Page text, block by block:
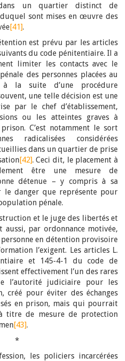
un quartier distinct de
sont mises en œuvre des
[41].
est prévu par les articles
du code pénitentiaire. Il a
limiter les contacts avec le
des personnes placées au
à la suite d’une procédure
une telle décision est une
par le chef d’établissement,
ou les atteintes graves à
C’est notamment le sort
radicalisées considérées
dans un quartier de prise
[42]. Ceci dit, le placement à
être une mesure de
détenue – y compris à sa
le danger que représente pour
pénale.
et le juge des libertés et
par ordonnance motivée,
personne en détention provisoire
l’exigent. Les articles L.
et 145-4-1 du code de
effectivement l’un des rares
l’autorité judiciaire pour les
créé pour éviter des échanges
en prison, mais qui pourrait
titre de mesure de protection
[43].
*
les policiers incarcérées